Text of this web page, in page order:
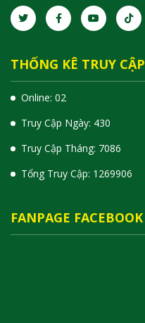
THỐNG KÊ TRUY CẬP
Online: 02
Truy Cập Ngày: 430
Truy Cập Tháng: 7086
Tổng Truy Cập: 1 269906
FANPAGE FACEBOOK